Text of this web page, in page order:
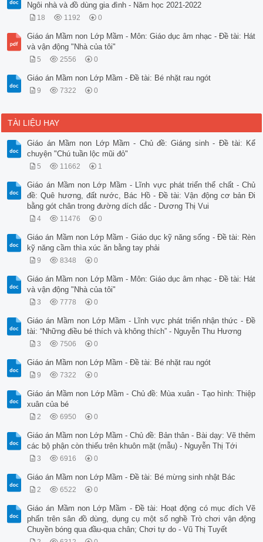
Ngôi nhà và đồ dùng gia đình - Năm học 2021-2022
18 1192 0
Giáo án Mầm non Lớp Mầm - Môn: Giáo dục âm nhạc - Đề tài: Hát
và vận động "Nhà của tôi"
5 2556 0
Giáo án Mầm non Lớp Mầm - Đề tài: Bé nhặt rau ngót
9 7322 0
TÀI LIỆU HAY
Giáo án Mầm non Lớp Mầm - Chủ đề: Giáng sinh - Đề tài: Kể
chuyện "Chú tuần lộc mũi đỏ"
5 11662 1
Giáo án Mầm non Lớp Mầm - Lĩnh vực phát triển thể chất - Chủ
đề: Quê hương, đất nước, Bác Hồ - Đề tài: Vận động cơ bản Đi
bằng gót chân trong đường dích dắc - Dương Thị Vui
4 11476 0
Giáo án Mầm non Lớp Mầm - Giáo dục kỹ năng sống - Đề tài: Rèn
kỹ năng cầm thìa xúc ăn bằng tay phải
9 8348 0
Giáo án Mầm non Lớp Mầm - Môn: Giáo dục âm nhạc - Đề tài: Hát
và vận động "Nhà của tôi"
3 7778 0
Giáo án Mầm non Lớp Mầm - Lĩnh vực phát triển nhận thức - Đề
tài: “Những điều bé thích và không thích” - Nguyễn Thu Hương
3 7506 0
Giáo án Mầm non Lớp Mầm - Đề tài: Bé nhặt rau ngót
9 7322 0
Giáo án Mầm non Lớp Mầm - Chủ đề: Mùa xuân - Tạo hình: Thiệp
xuân của bé
2 6950 0
Giáo án Mầm non Lớp Mầm - Chủ đề: Bản thân - Bài dạy: Vẽ thêm
các bộ phận còn thiếu trên khuôn mặt (mẫu) - Nguyễn Thị Tới
3 6916 0
Giáo án Mầm non Lớp Mầm - Đề tài: Bé mừng sinh nhật Bác
2 6522 0
Giáo án Mầm non Lớp Mầm - Đề tài: Hoạt động có mục đích Vẽ
phấn trên sân đồ dùng, dụng cụ một số nghề Trò chơi vận động
Chuyền bóng qua đầu-qua chân; Chơi tự do - Vũ Thị Tuyết